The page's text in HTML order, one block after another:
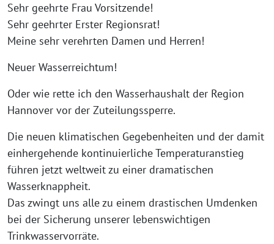
Sehr geehrte Frau Vorsitzende!
Sehr geehrter Erster Regionsrat!
Meine sehr verehrten Damen und Herren!
Neuer Wasserreichtum!
Oder wie rette ich den Wasserhaushalt der Region
Hannover vor der Zuteilungssperre.
Die neuen klimatischen Gegebenheiten und der damit
einhergehende kontinuierliche Temperaturanstieg
führen jetzt weltweit zu einer dramatischen
Wasserknappheit.
Das zwingt uns alle zu einem drastischen Umdenken
bei der Sicherung unserer lebenswichtigen
Trinkwasservorräte.